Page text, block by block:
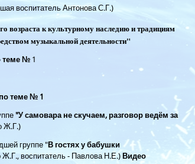
воспитатель Антонова С.Г.)
возраста к культурному наследию и традициям
музыкальной деятельности"
теме №1
теме № 1
"У самовара не скучаем, разговор ведём за
Ж.Г.)
группе "В гостях у бабушки
воспитатель - Павлова Н.Е.)Видео